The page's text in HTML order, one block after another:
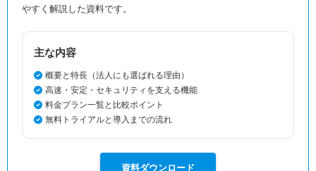
やすく解説した資料です。
主な内容
概要と特長（法人にも選ばれる理由）
高速・安定・セキュリティを支える機能
料金プラン一覧と比較ポイント
無料トライアルと導入までの流れ
資料ダウンロード